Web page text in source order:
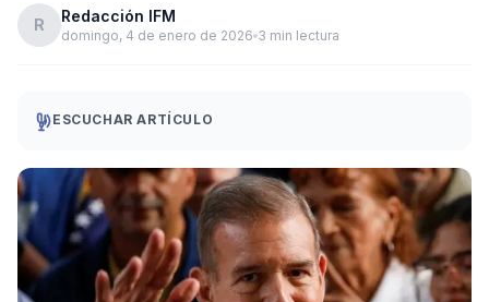
R Redacción IFM
domingo, 4 de enero de 2026 3 min lectura
ESCUCHAR ARTÍCULO